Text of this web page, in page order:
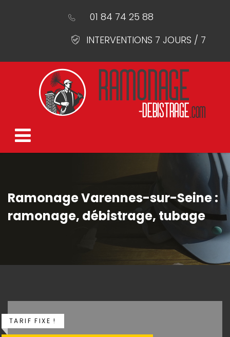
01 84 74 25 88
INTERVENTIONS 7 JOURS / 7
Ramonage Varennes-sur-Seine :
ramonage, débistrage, tubage
TARIF FIXE !